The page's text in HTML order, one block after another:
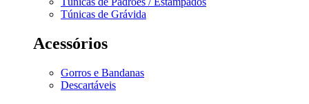
Túnicas de Grávida
Acessórios
Gorros e Bandanas
Descartáveis